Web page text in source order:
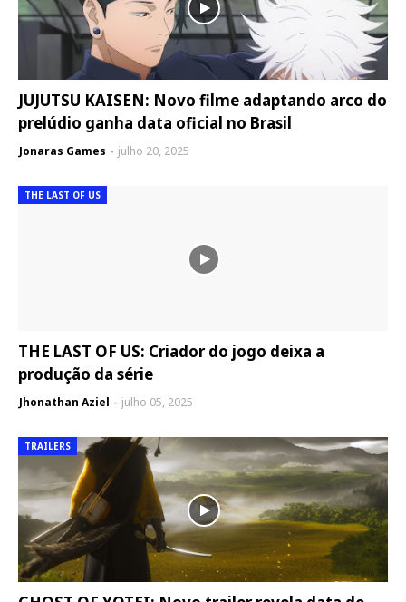
JUJUTSU KAISEN: Novo filme adaptando arco do
prelúdio ganha data oficial no Brasil
Jonaras Games julho 20, 2025
THE LAST OF US
THE LAST OF US: Criador do jogo deixa a
produção da série
Jhonathan Aziel julho 05, 2025
TRAILERS